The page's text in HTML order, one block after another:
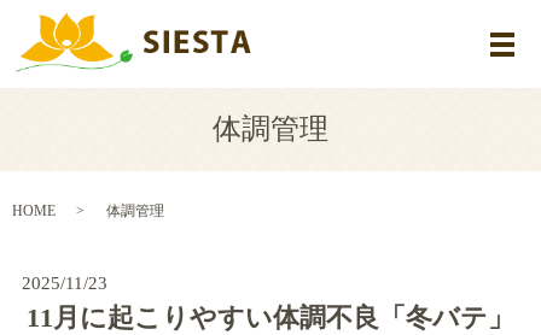
メ
体調管理
HOME 体調管理
2025/11/23
11月に起こりやすい体調不良「冬バテ」